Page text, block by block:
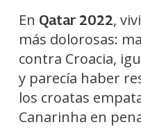
En Qatar 2022,
más dolorosas:
contra Croacia,
y parecía haber
los croatas
Canarinha en